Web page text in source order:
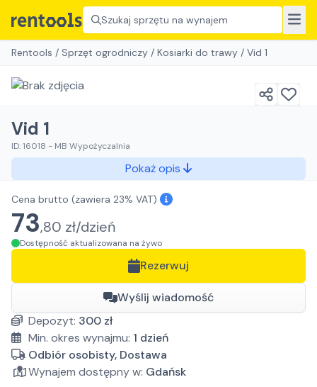
Szukaj sprzętu na wynajem
Rentools / Sprzęt ogrodniczy / Kosiarki do trawy / Vid 1
Vid 1
ID:16018 - MB Wypożyczalnia
Pokaż opis
Cena brutto (zawiera 23% VAT)
73,80 zł/dzień
Dostępność aktualizowana na żywo
Rezerwuj
Wyślij wiadomość
Depozyt: 300 zł
Min. okres wynajmu: 1 dzień
Odbiór osobisty, Dostawa
Wynajem dostępny w: Gdańsk